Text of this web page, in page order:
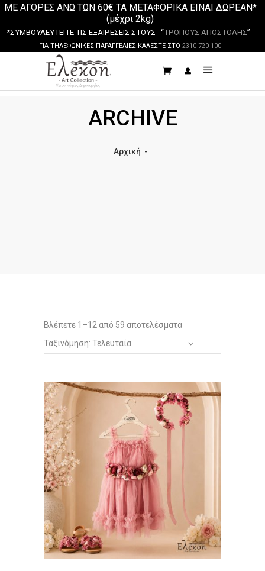
ΜΕ ΑΓΟΡΕΣ ΑΝΩ ΤΩΝ 60€ ΤΑ ΜΕΤΑΦΟΡΙΚΑ ΕΙΝΑΙ ΔΩΡΕΑΝ*
(μέχρι 2kg)
*ΣΥΜΒΟΥΛΕΥΤΕΙΤΕ ΤΙΣ ΕΞΑΙΡΕΣΕΙΣ ΣΤΟΥΣ “ΤΡΟΠΟΥΣ ΑΠΟΣΤΟΛΗΣ”
ΓΙΑ ΤΗΛΕΦΩΝΙΚΕΣ ΠΑΡΑΓΓΕΛΙΕΣ ΚΑΛΕΣΤΕ ΣΤΟ 2310 720-100
ARCHIVE
Αρχική -
Βλέπετε 1–12 από 59 αποτελέσματα
by
Ταξινόμηση: Τελευταία